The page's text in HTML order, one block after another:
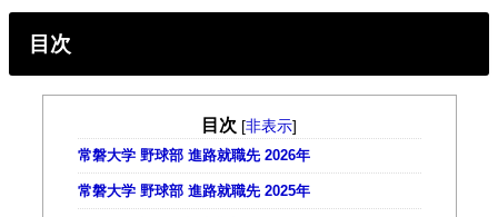
目次
目次 [非表示]
常磐大学 野球部 進路就職先 2026年
常磐大学 野球部 進路就職先 2025年